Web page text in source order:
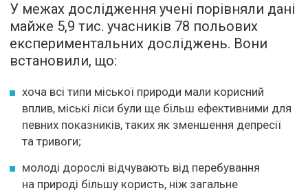
У межах дослідження учені порівняли дані
майже 5,9 тис. учасників 78 польових
експериментальних досліджень. Вони
встановили, що:
хоча всі типи міської природи мали корисний
вплив, міські ліси були ще більш ефективними для
певних показників, таких як зменшення депресії
та тривоги;
молоді дорослі відчувають від перебування
на природі більшу користь, ніж загальне